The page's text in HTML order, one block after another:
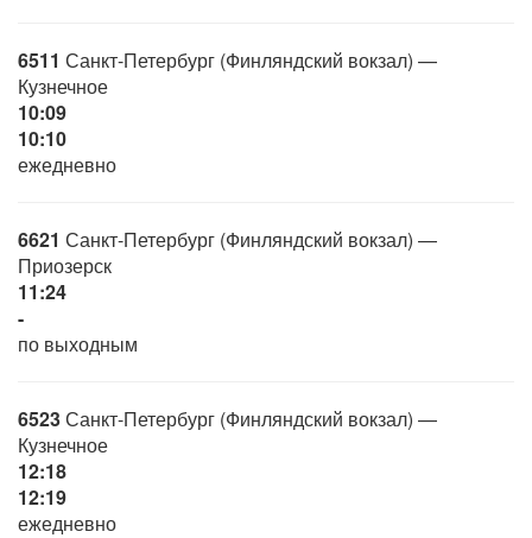
6511 Санкт-Петербург (Финляндский вокзал) —
Кузнечное
10:09
10:10
ежедневно
6621 Санкт-Петербург (Финляндский вокзал) —
Приозерск
11:24
-
по выходным
6523Санкт-Петербург (Финляндский вокзал) —
Кузнечное
12:18
12:19
ежедневно